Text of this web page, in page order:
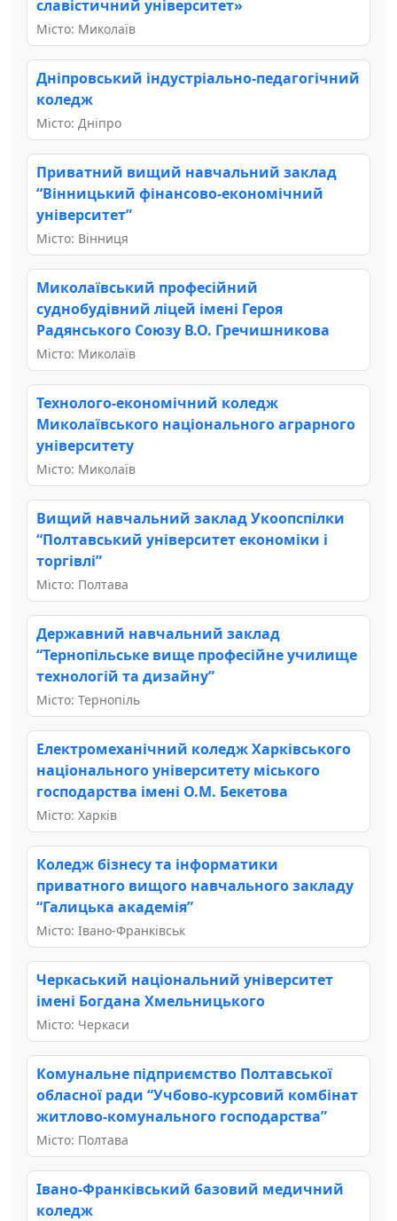
славістичний університет»
Місто: Миколаїв
Дніпровський індустріально-педагогічний
коледж
Місто: Дніпро
Приватний вищий навчальний заклад
“Вінницький фінансово-економічний
університет”
Місто: Вінниця
Миколаївський професійний
суднобудівний ліцей імені Героя
Радянського Союзу В.О. Гречишникова
Місто: Миколаїв
Технолого-економічний коледж
Миколаївського національного аграрного
університету
Місто: Миколаїв
Вищий навчальний заклад Укоопспілки
“Полтавський університет економіки і
торгівлі”
Місто: Полтава
Державний навчальний заклад
“Тернопільське вище професійне училище
технологій та дизайну”
Місто: Тернопіль
Електромеханічний коледж Харківського
національного університету міського
господарства імені О.М. Бекетова
Місто: Харків
Коледж бізнесу та інформатики
приватного вищого навчального закладу
“Галицька академія”
Місто: Івано-Франківськ
Черкаський національний університет
імені Богдана Хмельницького
Місто: Черкаси
Комунальне підприємство Полтавської
обласної ради “Учбово-курсовий комбінат
житлово-комунального господарства”
Місто: Полтава
Івано-Франківський базовий медичний
коледж